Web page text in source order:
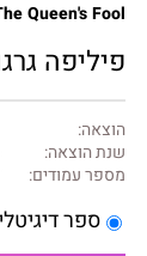
Queen's Fool
פיליפה
הוצאה:
שנת הוצאה:
מספר עמודים:
ספר